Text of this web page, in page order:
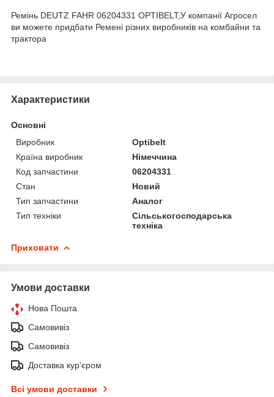
Ремінь DEUTZ FAHR 06204331 OPTIBELT,У компанії Агросел
ви можете придбати Ремені різних виробників на комбайни та
трактора
Характеристики
Основні
Виробник
Optibelt
Країна виробник
Німеччина
Код запчастини
06204331
Стан
Новий
Тип запчастини
Аналог
Тип техніки
Сільськогосподарська
техніка
Приховати
Умови доставки
Нова Пошта
Самовивіз
Самовивіз
Доставка кур'єром
Всі умови доставки